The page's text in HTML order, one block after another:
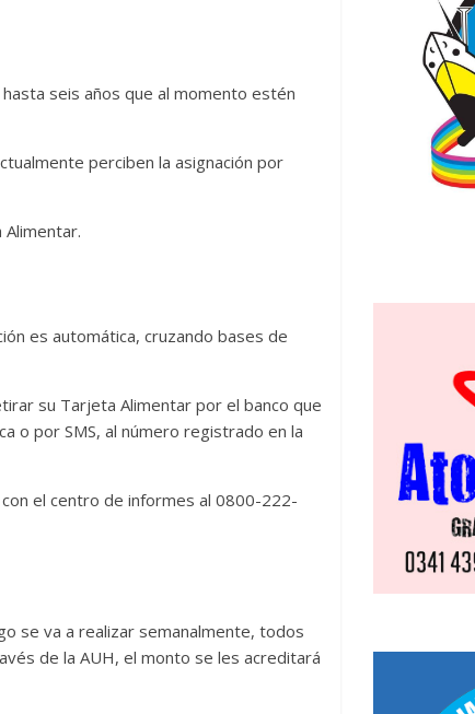
seis años que al momento estén
perciben la asignación por
es automática, cruzando bases de
su Tarjeta Alimentar por el banco que
o por SMS, al número registrado en la
el centro de informes al 0800-222-
se va a realizar semanalmente, todos
de la AUH, el monto se les acreditará